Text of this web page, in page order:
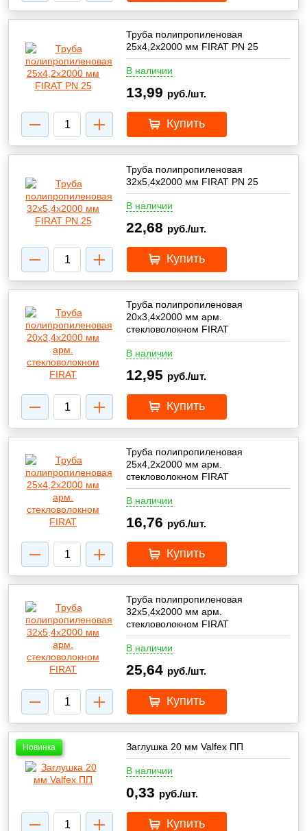
Труба полипропиленовая
25х4,2х2000 мм FIRAT PN 25
В наличии
13,99 руб./шт.
Купить
Труба полипропиленовая
32х5,4х2000 мм FIRAT PN 25
В наличии
22,68 руб./шт.
Купить
Труба полипропиленовая
20х3,4х2000 мм арм.
стекловолокном FIRAT
В наличии
12,95 руб./шт.
Купить
Труба полипропиленовая
25х4,2х2000 мм арм.
стекловолокном FIRAT
В наличии
16,76 руб./шт.
Купить
Труба полипропиленовая
32х5,4х2000 мм арм.
стекловолокном FIRAT
В наличии
25,64 руб./шт.
Купить
Новинка Заглушка 20 мм Valfex ПП
В наличии
0,33 руб./шт.
Купить